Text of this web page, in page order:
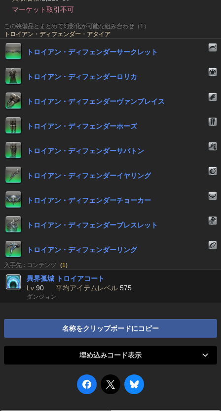
マーケット取引不可
この装備品とまとめて幻影化が可能な組み合わせ（1）
トロイアン・ディフェンダー・アタイア
トロイアン・ディフェンダーサークレット
トロイアン・ディフェンダーロリカ
トロイアン・ディフェンダーヴァンブレイス
トロイアン・ディフェンダーホーズ
トロイアン・ディフェンダーサバトン
トロイアン・ディフェンダーイヤリング
トロイアン・ディフェンダーチョーカー
トロイアン・ディフェンダーブレスレット
トロイアン・ディフェンダーリング
入手先 : コンテンツ (1)
異界孤城 トロイアコート
Lv 90 平均アイテムレベル 575
ダンジョン
名称をクリップボードにコピー
埋め込みコード表示